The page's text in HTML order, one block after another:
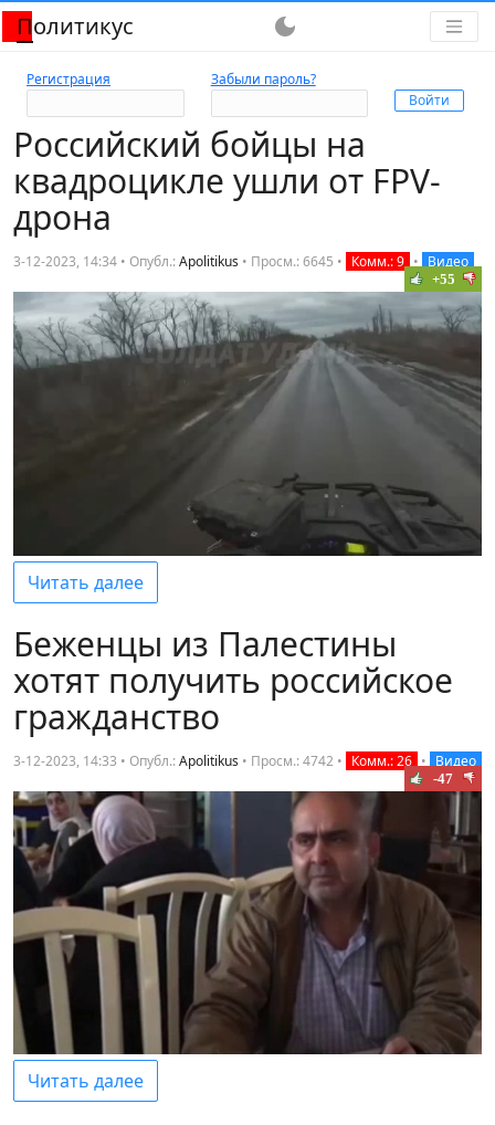
Политикус dark_mode
Регистрация Забыли пароль?
Российский бойцы на
квадроцикле ушли от FPV-
дрона
3-12-2023, 14:34 • Опубл.:Apolitikus • Просм.: 6645 • Комм.: 9 • Видео
+55
Читать далее
Беженцы из Палестины
хотят получить российское
гражданство
3-12-2023, 14:33 • Опубл.:Apolitikus • Просм.: 4742 • Комм.: 26 • Видео
-47
Читать далее